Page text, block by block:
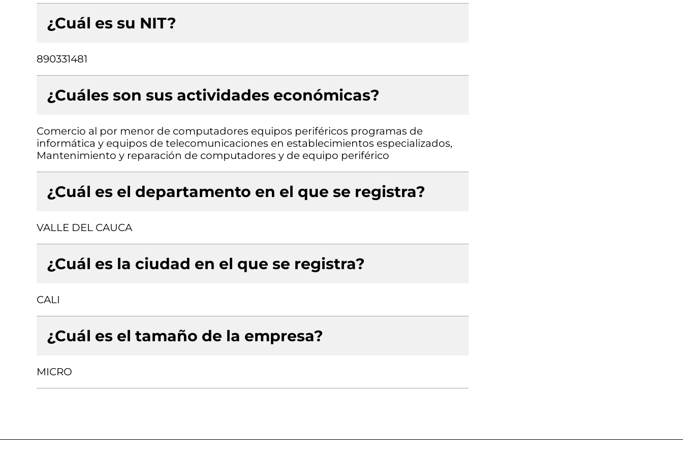
¿Cuál es su NIT?
890331481
¿Cuáles son sus actividades económicas?
Comercio al por menor de computadores equipos periféricos programas de
informática y equipos de telecomunicaciones en establecimientos especializados,
Mantenimiento y reparación de computadores y de equipo periférico
¿Cuál es el departamento en el que se registra?
VALLE DEL CAUCA
¿Cuál es la ciudad en el que se registra?
CALI
¿Cuál es el tamaño de la empresa?
MICRO